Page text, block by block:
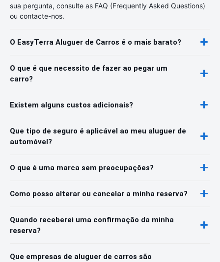
sua pergunta, consulte as FAQ (Frequently Asked Questions)
ou contacte-nos.
O EasyTerra Aluguer de Carros é o mais barato?
O que é que necessito de fazer ao pegar um
carro?
Existem alguns custos adicionais?
Que tipo de seguro é aplicável ao meu aluguer de
automóvel?
O que é uma marca sem preocupações?
Como posso alterar ou cancelar a minha reserva?
Quando receberei uma confirmação da minha
reserva?
Que empresas de aluguer de carros são